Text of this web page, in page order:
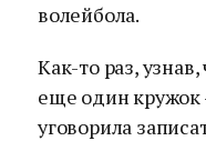
волейбола.
Как-то раз,
еще один кружок
уговорила